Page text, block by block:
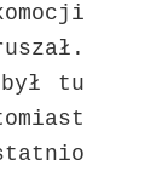
był tu